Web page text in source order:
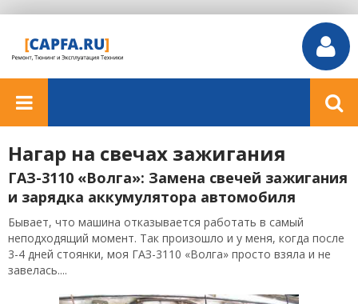
Нагар на свечах зажигания
ГАЗ-3110 «Волга»: Замена свечей зажигания
и зарядка аккумулятора автомобиля
Бывает, что машина отказывается работать в самый
неподходящий момент. Так произошло и у меня, когда после
3-4 дней стоянки, моя ГАЗ-3110 «Волга» просто взяла и не
завелась....